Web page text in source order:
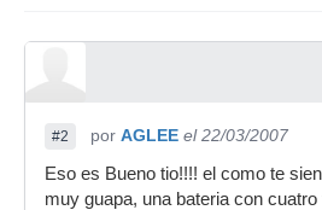
#2 por AGLEE el 22/03/2007
Eso es Bueno tio!!!! el como te
muy guapa, una bateria con